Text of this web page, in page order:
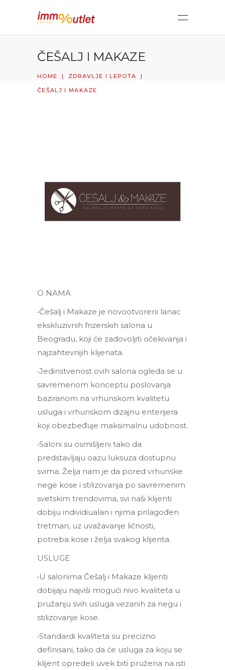
ČEŠALJ I MAKAZE
HOME | ZDRAVLJE I LEPOTA |
ČEŠALJ I MAKAZE
O NAMA
•Češalj i Makaze je novootvoreni lanac
ekskluzivnih frizerskih salona u
Beogradu, koji će zadovoljiti očekivanja i
najzahtevnijih klijenata.
•Jedinstvenost ovih salona ogleda se u
savremenom konceptu poslovanja
baziranom na vrhunskom kvalitetu
usluga i vrhunskom dizajnu enterijera
koji obezbeđuje maksimalnu udobnost.
•Saloni su osmišljeni tako da
predstavljaju oazu luksuza dostupnu
svima. Želja nam je da pored vrhunske
nege kose i stilizovanja po savremenim
svetskim trendovima, svi naši klijenti
dobiju individiualan i njima prilagođen
tretman, uz uvažavanje ličnosti,
potreba kose i želja svakog klijenta.
USLUGE
•U salonima Češalj i Makaze klijenti
dobijaju najviši mogući nivo kvaliteta u
pružanju svih usluga vezanih za negu i
stilizovanje kose.
•Standardi kvaliteta su precizno
definisani, tako da će usluga za koju se
klijent opredeli uvek biti pružena na isti